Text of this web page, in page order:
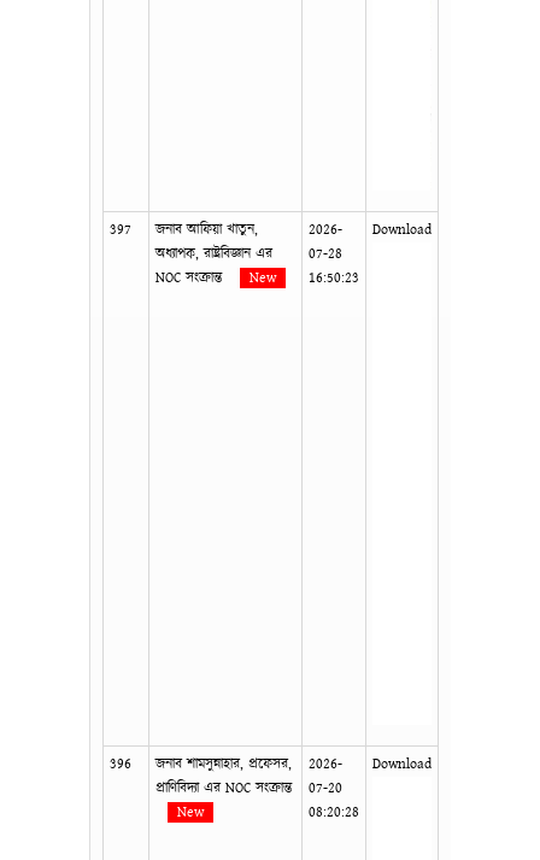
397
জনাব আফিয়া খাতুন,
অধ্যাপক, রাষ্ট্রবিজ্ঞান এর
NOC সংক্রান্ত
New
2026-
07-28
16:50:23
Download
396
জনাব শামসুন্নাহার, প্রফেসর,
প্রাণিবিদ্যা এর NOC সংক্রান্ত
New
2026-
07-20
08:20:28
Download